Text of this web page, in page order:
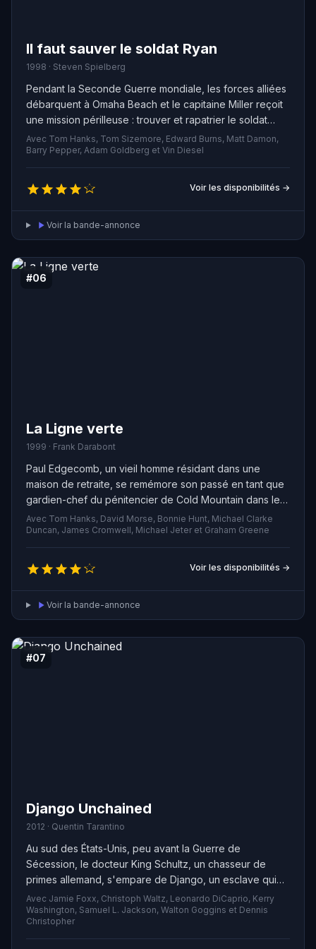
Il faut sauver le soldat Ryan
1998 · Steven Spielberg
Pendant la Seconde Guerre mondiale, les forces alliées
débarquent à Omaha Beach et le capitaine Miller reçoit
une mission périlleuse : trouver et rapatrier le soldat
James Ryan, dont les trois frères ont été tués au combat
en l'espace de quelques jours. Avec son escouade,
Miller doit pénétrer les lignes ennemies pour retrouver
le soldat. Cependant, en cours de mission, l'escouade
commence à s'interroger sur la pertinence de risquer la
vie de huit hommes pour retrouver un seul. Entre doutes
et rebondissements, cette mission s'annonce pleine de
danger et d'émotion.
Avec Tom Hanks, Tom Sizemore, Edward Burns, Matt Damon,
Barry Pepper, Adam Goldberg et Vin Diesel
Voir les disponibilités →
Voir la bande-annonce
#06
La Ligne verte
1999 · Frank Darabont
Paul Edgecomb, un vieil homme résidant dans une
maison de retraite, se remémore son passé en tant que
gardien-chef du pénitencier de Cold Mountain dans les
années 1930. Sa mission était de superviser les
exécutions des condamnés à mort et de leur offrir un
certain confort lors de leurs derniers instants. Parmi les
prisonniers se trouvait John Coffey, un homme imposant
accusé du viol et du meurtre de deux fillettes. Alors qu'il
sympathise avec le condamné, Edgecomb découvre
que Coffey possède des dons surprenants. Des liens
profonds se tissent entre les deux hommes.
Avec Tom Hanks, David Morse, Bonnie Hunt, Michael Clarke
Duncan, James Cromwell, Michael Jeter et Graham Greene
Voir les disponibilités →
Voir la bande-annonce
#07
Django Unchained
2012 · Quentin Tarantino
Au sud des États-Unis, peu avant la Guerre de
Sécession, le docteur King Schultz, un chasseur de
primes allemand, s'empare de Django, un esclave qui
pourrait l'aider à capturer les frères meurtriers Brittle.
Schultz promet à Django de lui assurer sa liberté une
fois que les Brittle sont capturés, qu'ils soient vivants ou
morts. Tout au long de leur chasse dangereuse des
Avec Jamie Foxx, Christoph Waltz, Leonardo DiCaprio, Kerry
Washington, Samuel L. Jackson, Walton Goggins et Dennis
Christopher